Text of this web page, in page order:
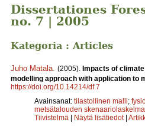
Dissertationes
no. 7 | 2005
Kategoria : Articles
Juho Matala (2005). Impacts of
modelling approach with application to
https://doi.org/10.14214/df.7
Avainsanat: tilastollinen malli;
metsätalouden skenaariolaskelma
Tiivistelmä | Näytä lisätiedot |